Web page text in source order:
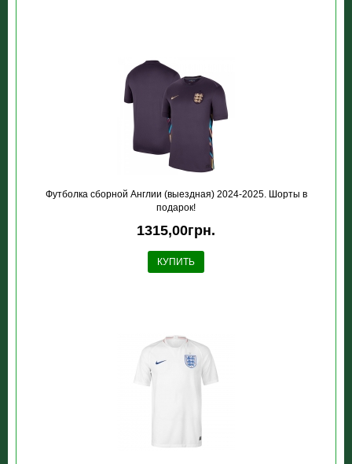
Футболка сборной Англии (выездная) 2024-2025. Шорты в
подарок!
1315,00грн.
КУПИТЬ